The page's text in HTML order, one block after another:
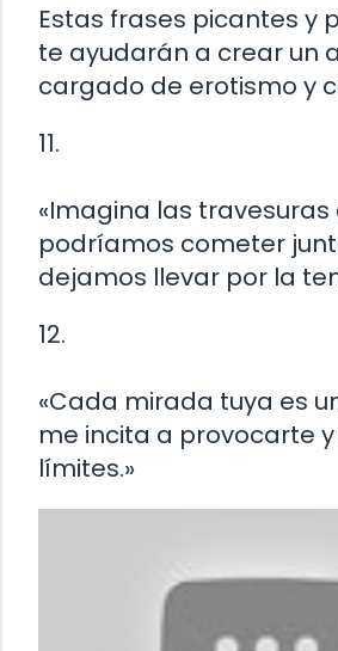
Estas frases picantes y
te ayudarán a crear un
cargado de erotismo y
11.
«Imagina las travesuras
podríamos cometer
dejamos llevar por la
12.
«Cada mirada tuya es
me incita a provocarte
límites.»